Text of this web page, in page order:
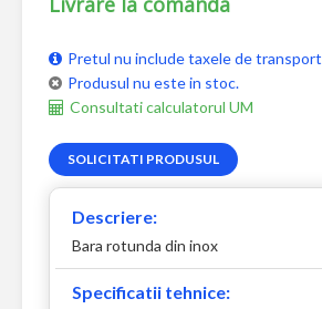
Pretul nu include taxele de transport
Produsul nu este in stoc.
Consultati calculatorul UM
SOLICITATI PRODUSUL
Descriere:
Bara rotunda din inox
Specificatii tehnice: